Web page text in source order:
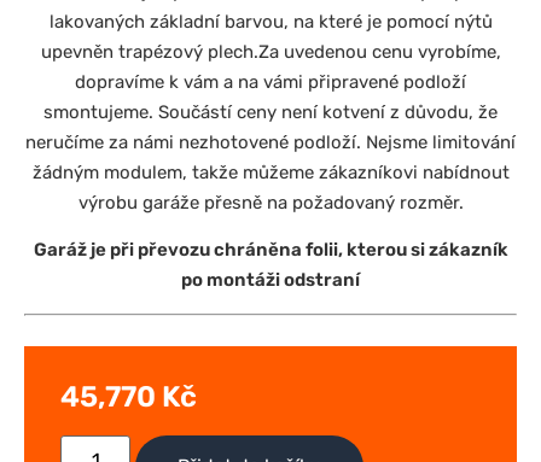
lakovaných základní barvou, na které je pomocí nýtů
upevněn trapézový plech.Za uvedenou cenu vyrobíme,
dopravíme k vám a na vámi připravené podloží
smontujeme. Součástí ceny není kotvení z důvodu, že
neručíme za námi nezhotovené podloží. Nejsme limitování
žádným modulem, takže můžeme zákazníkovi nabídnout
výrobu garáže přesně na požadovaný rozměr.
Garáž je při převozu chráněna folii, kterou si zákazník
po montáži odstraní
45,770 Kč